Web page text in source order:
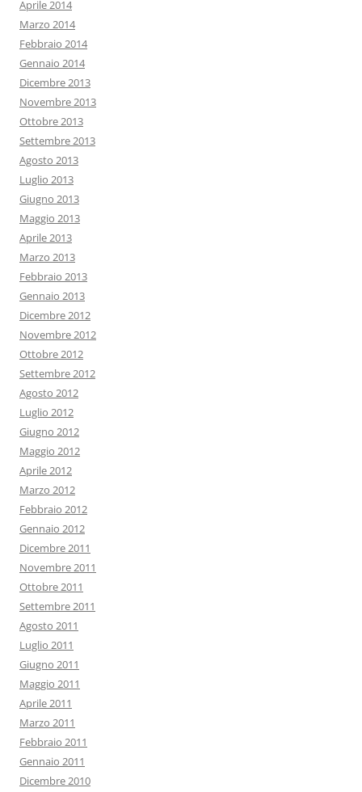
Aprile 2014
Marzo 2014
Febbraio 2014
Gennaio 2014
Dicembre 2013
Novembre 2013
Ottobre 2013
Settembre 2013
Agosto 2013
Luglio 2013
Giugno 2013
Maggio 2013
Aprile 2013
Marzo 2013
Febbraio 2013
Gennaio 2013
Dicembre 2012
Novembre 2012
Ottobre 2012
Settembre 2012
Agosto 2012
Luglio 2012
Giugno 2012
Maggio 2012
Aprile 2012
Marzo 2012
Febbraio 2012
Gennaio 2012
Dicembre 2011
Novembre 2011
Ottobre 2011
Settembre 2011
Agosto 2011
Luglio 2011
Giugno 2011
Maggio 2011
Aprile 2011
Marzo 2011
Febbraio 2011
Gennaio 2011
Dicembre 2010